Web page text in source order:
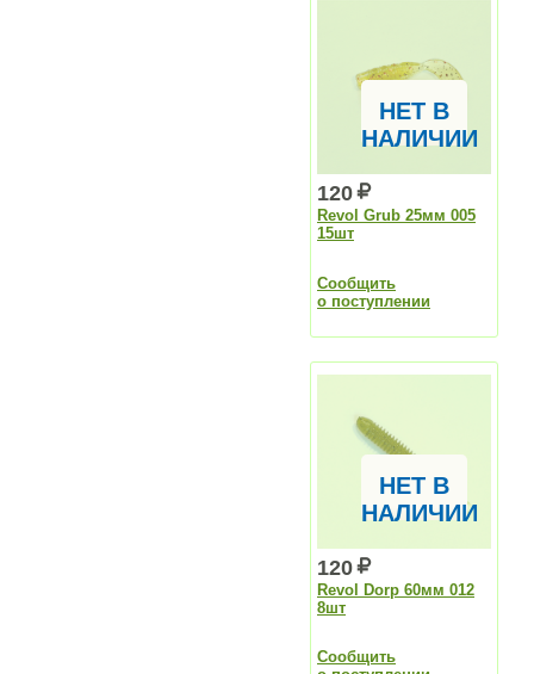
НЕТ В
НАЛИЧИИ
120
Revol Grub 25мм 005
15шт
Сообщить
о поступлении
НЕТ В
НАЛИЧИИ
120
Revol Dorp 60мм 012
8шт
Сообщить